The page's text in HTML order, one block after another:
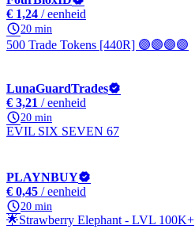
€ 1,24 / eenheid
20 min
500 Trade Tokens [440R] 🟣🟣🟣🟣
LunaGuardTrades
€ 3,21 / eenheid
20 min
EVIL SIX SEVEN 67
PLAYNBUY
€ 0,45 / eenheid
20 min
🌟Strawberry Elephant - LVL 100K+